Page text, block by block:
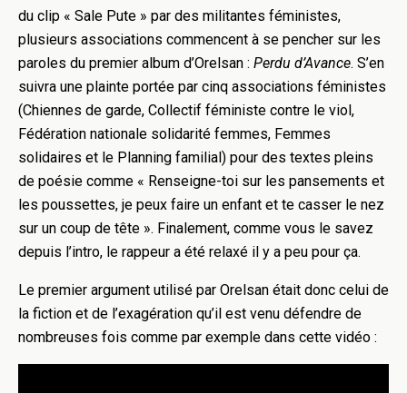
du clip « Sale Pute » par des militantes féministes,
plusieurs associations commencent à se pencher sur les
paroles du premier album d’Orelsan : Perdu d’Avance. S’en
suivra une plainte portée par cinq associations féministes
(Chiennes de garde, Collectif féministe contre le viol,
Fédération nationale solidarité femmes, Femmes
solidaires et le Planning familial) pour des textes pleins
de poésie comme « Renseigne-toi sur les pansements et
les poussettes, je peux faire un enfant et te casser le nez
sur un coup de tête ». Finalement, comme vous le savez
depuis l’intro, le rappeur a été relaxé il y a peu pour ça.
Le premier argument utilisé par Orelsan était donc celui de
la fiction et de l’exagération qu’il est venu défendre de
nombreuses fois comme par exemple dans cette vidéo :